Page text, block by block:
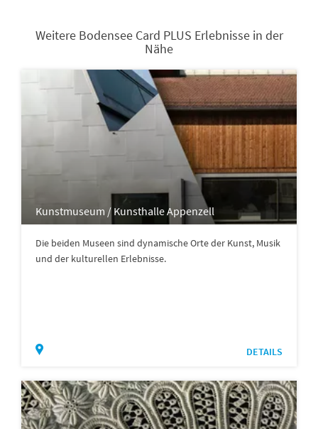
Weitere Bodensee Card PLUS Erlebnisse in der
Nähe
Kunstmuseum / Kunsthalle Appenzell
Die beiden Museen sind dynamische Orte der Kunst, Musik
und der kulturellen Erlebnisse.
DETAILS